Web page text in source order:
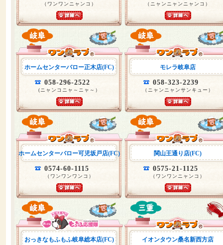
（ワンワンニャンコ） （ニャンニャンニャンコ）
ホームセンターバロー正木店(FC)
058-296-2522
(ニャンコニャ～ニャ～）
モレラ岐阜店
058-323-2239
（ニャンニャンサンキュー）
ホームセンターバロー可児坂戸店(FC)
0574-60-1115
（ワンワンワンコ）
関山王通り店(FC)
0575-21-1125
（ワンワンニャンコ）
おっきなもふもふ岐阜総本店(FC) イオンタウン桑名新西方店